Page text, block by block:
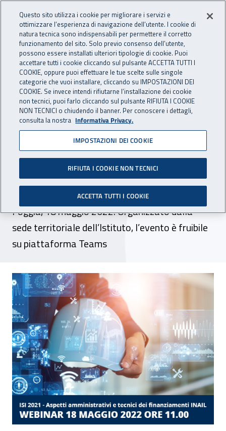
INAIL - Istituto Nazionale
Apri cerca
Navigazione principale
Navigazione - Ti trovi in:
Home Inail comunica Eventi
18 maggio 2022
Webinar - “Isi 2021. Aspetti
amministrativi e tecnici dei
finanziamenti Inail”
Foggia, 18 maggio 2022. Organizzato dalla
sede territoriale dell’Istituto, l’evento è fruibile
su piattaforma Teams
Webinar - “Isi 2021. Aspetti
Questo sito utilizza i cookie per migliorare i servizi e
ottimizzare l’esperienza di navigazione dell’utente. I cookie di
natura tecnica sono indispensabili per permettere il corretto
funzionamento del sito. Solo previo consenso dell’utente,
possono essere installati ulteriori tipologie di cookie. Puoi
accettare tutti i cookie cliccando sul pulsante ACCETTA TUTTI I
COOKIE, oppure puoi effettuare le tue scelte sulle singole
categorie che vuoi installare, cliccando su IMPOSTAZIONI DEI
COOKIE. Se invece intendi rifiutarne l’installazione dei cookie
non tecnici, puoi farlo cliccando sul pulsante RIFIUTA I COOKIE
NON TECNICI o chiudendo il banner. Per conoscere i dettagli,
consulta la nostra Informativa Privacy.
IMPOSTAZIONI DEI COOKIE
RIFIUTA I COOKIE NON TECNICI
ACCETTA TUTTI I COOKIE